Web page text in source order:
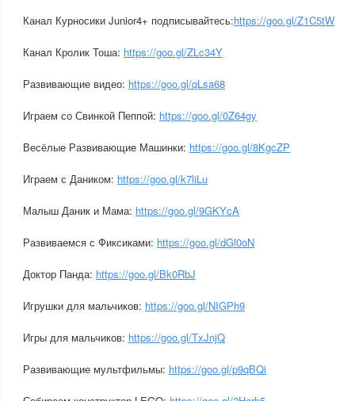
Канал Курносики Junior4+ подписывайтесь:https://goo.gl/Z1C5tW
Канал Кролик Тоша: https://goo.gl/ZLc34Y
Развивающие видео: https://goo.gl/qLsa68
Играем со Свинкой Пеппой: https://goo.gl/0Z64gy
Весёлые Развивающие Машинки: https://goo.gl/8KgcZP
Играем с Даником: https://goo.gl/k7liLu
Малыш Даник и Мама: https://goo.gl/9GKYcA
Развиваемся с Фиксиками: https://goo.gl/dGl0oN
Доктор Панда: https://goo.gl/Bk0RbJ
Игрушки для мальчиков: https://goo.gl/NIGPh9
Игры для мальчиков: https://goo.gl/TxJnjQ
Развивающие мультфильмы: https://goo.gl/p9qBQi